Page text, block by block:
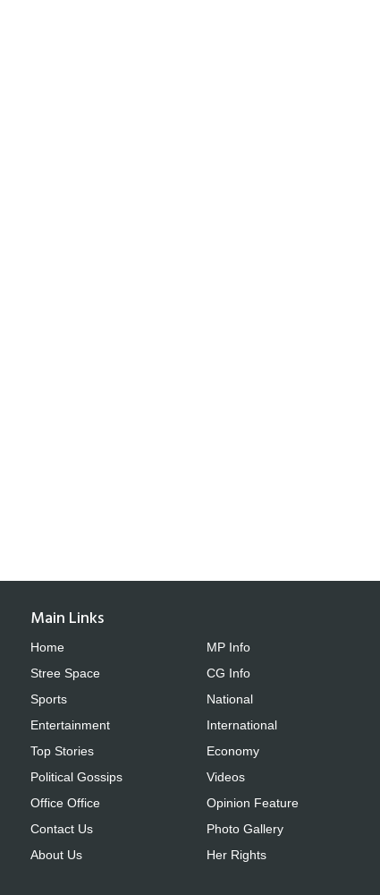
Main Links
Home
Stree Space
Sports
Entertainment
Top Stories
Political Gossips
Office Office
Contact Us
About Us
MP Info
CG Info
National
International
Economy
Videos
Opinion Feature
Photo Gallery
Her Rights